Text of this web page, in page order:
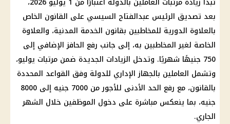
بعد تصديق الرئيس عبدالفتاح السيسي على القانون الخاص
بالعلاوة الدورية للمخاطبين بقانون الخدمة المدنية، والعلاوة
الخاصة لغير المخاطبين به، إلى جانب رفع الحافز الإضافي إلى
750 جنيهًا شهريًا. وتدخل الزيادات الجديدة ضمن
مرتبات يوليو،
وتشمل العاملين بالجهاز الإداري للدولة وفق القواعد المحددة
بالقانون، مع رفع الحد الأدنى للأجور
من 7000 جنيه إلى 8000
جنيه، بما ينعكس مباشرة على دخول الموظفين خلال الشهر
الجاري.